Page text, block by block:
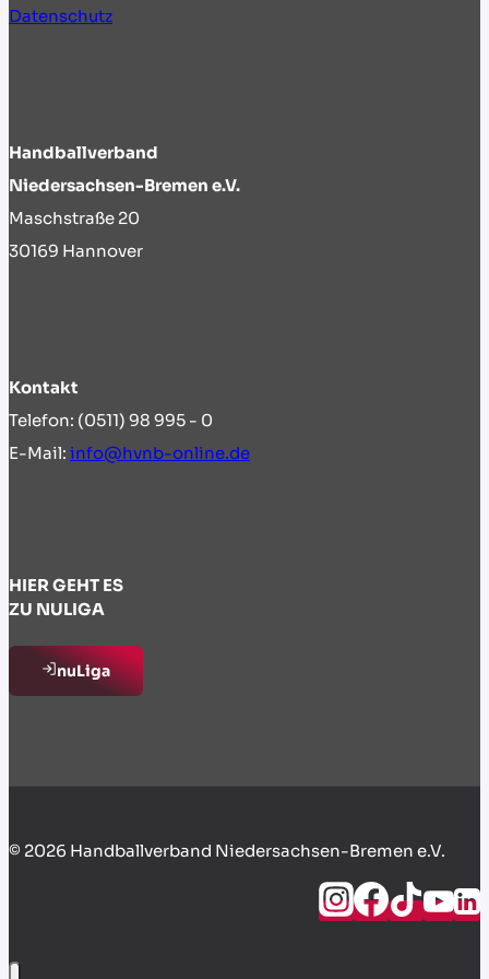
Datenschutz
Handballverband
Niedersachsen-Bremen e.V.
Maschstraße 20
30169 Hannover
Kontakt
Telefon: (0511) 98 995 - 0
E-Mail: info@hvnb-online.de
HIER GEHT ES
ZU NULIGA
nuLiga
© 2026 Handballverband Niedersachsen-Bremen e.V.